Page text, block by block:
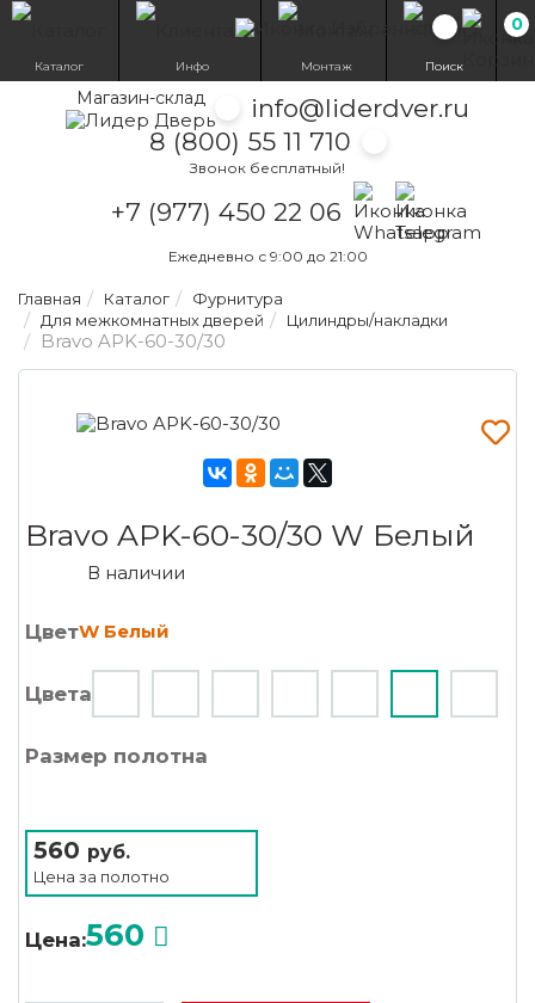
Магазин-склад
info@liderdver.ru
8 (800) 55 11 710
Звонок бесплатный!
+7 (977) 450 22 06
Написать на
Написать на
Ежедневно с 9:00 до 21:00
0
Каталог Инфо Монтаж Поиск
Главная Каталог
Фурнитура
Для межкомнатных дверей
Цилиндры/накладки
Bravo AРK-60-30/30
Bravo AРK-60-30/30 W Белый
В наличии
ЦветW Белый
Цвета
Размер полотна
560 руб.
Цена за полотно
Цена:560